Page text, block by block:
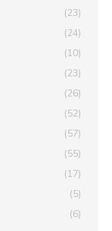
(23)
(24)
(10)
(23)
(26)
(52)
(57)
(55)
(17)
(5)
(6)